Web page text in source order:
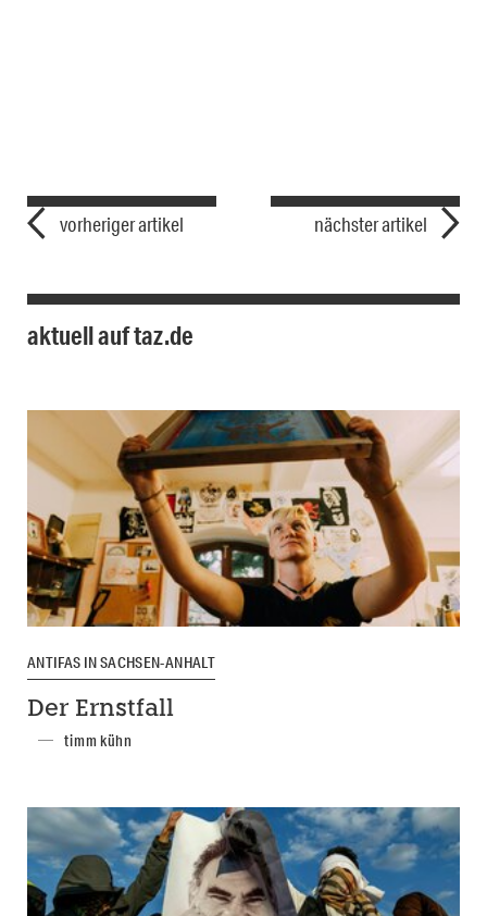
vorheriger artikel nächster artikel
aktuell auf taz.de
ANTIFAS IN SACHSEN-ANHALT
Der Ernstfall
timm kühn